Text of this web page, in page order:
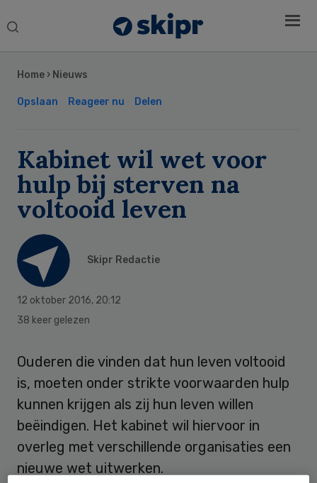
Search
Home › Nieuws
Opslaan Reageer nu Delen
Kabinet wil wet voor
hulp bij sterven na
voltooid leven
Skipr Redactie
12 oktober 2016, 20:12
38 keer gelezen
Ouderen die vinden dat hun leven voltooid
is, moeten onder strikte voorwaarden hulp
kunnen krijgen als zij hun leven willen
beëindigen. Het kabinet wil hiervoor in
overleg met verschillende organisaties een
nieuwe wet uitwerken.
Sidebar